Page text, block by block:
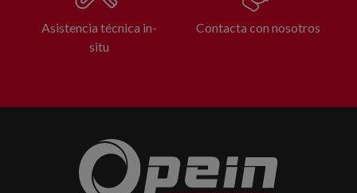
Asistencia técnica in-
situ
Contacta con nosotros